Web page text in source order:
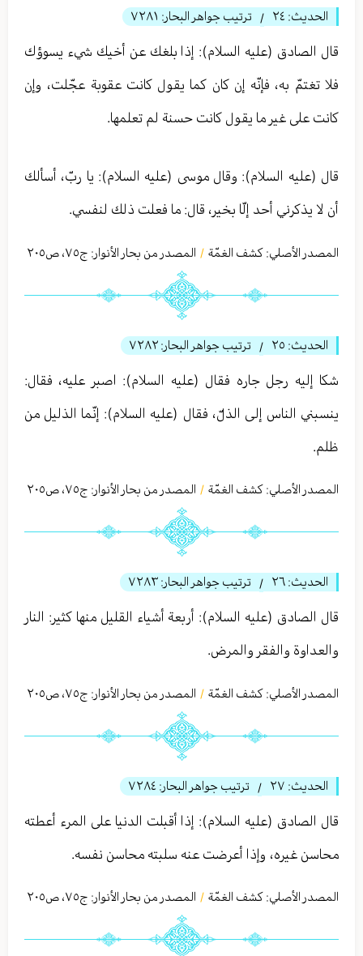
الحديث: ٢٤ / ترتيب جواهر البحار: ٧٢٨١
قال الصادق (عليه السلام): إذا بلغك عن أخيك شيء يسوؤك
فلا تغتمّ به، فإنّه إن كان كما يقول كانت عقوبة عجّلت، وإن
كانت على غير ما يقول كانت حسنة لم تعلمها.
قال (عليه السلام): وقال موسى (عليه السلام): يا ربّ، أسألك
أن لا يذكرني أحد إلّا بخير، قال: ما فعلت ذلك لنفسي.
المصدر الأصلي: كشف الغمّة / المصدر من بحار الأنوار: ج٧٥، ص٢۰٥
الحديث: ٢٥ / ترتيب جواهر البحار: ٧٢٨٢
شكا إليه رجل جاره فقال (عليه السلام): اصبر عليه، فقال:
ينسبني الناس إلى الذلّ، فقال (عليه السلام): إنّما الذليل من
ظلم.
المصدر الأصلي: كشف الغمّة / المصدر من بحار الأنوار: ج٧٥، ص٢۰٥
الحديث: ٢٦ / ترتيب جواهر البحار: ٧٢٨٣
قال الصادق (عليه السلام): أربعة أشياء القليل منها كثير: النار
والعداوة والفقر والمرض.
المصدر الأصلي: كشف الغمّة / المصدر من بحار الأنوار: ج٧٥، ص٢۰٥
الحديث: ٢٧ / ترتيب جواهر البحار: ٧٢٨٤
قال الصادق (عليه السلام): إذا أقبلت الدنيا على المرء أعطته
محاسن غيره، وإذا أعرضت عنه سلبته محاسن نفسه.
المصدر الأصلي: كشف الغمّة / المصدر من بحار الأنوار: ج٧٥، ص٢۰٥